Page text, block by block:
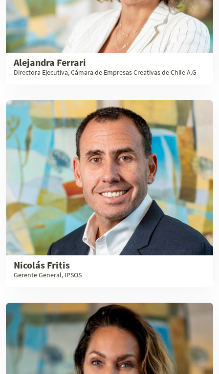
Alejandra Ferrari
Directora Ejecutiva, Cámara de Empresas Creativas de Chile A.G
Nicolás Fritis
Gerente General, IPSOS